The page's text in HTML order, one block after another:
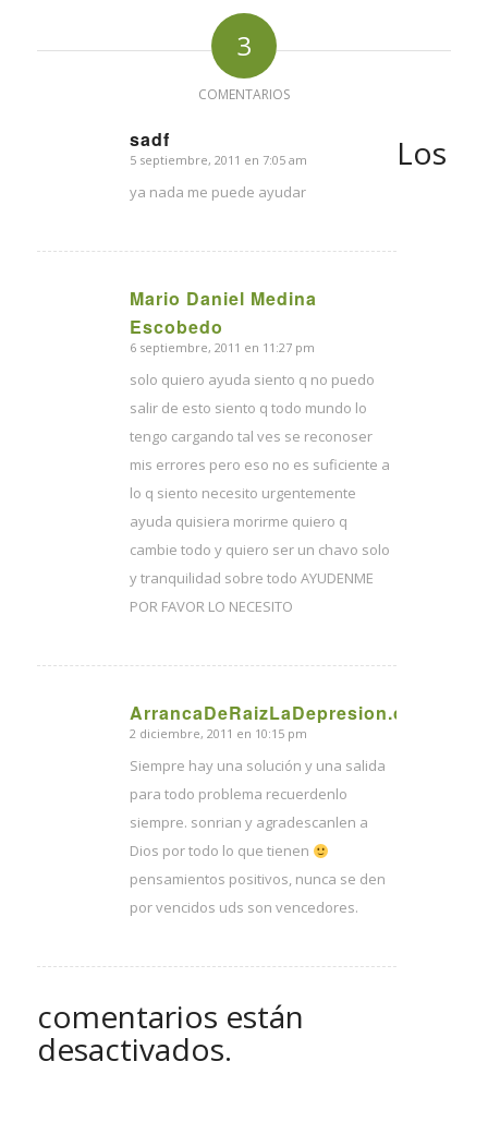
3
COMENTARIOS
sadf
Dice:
5 septiembre, 2011 en 7:05 am
ya nada me puede ayudar
Mario Daniel Medina
Escobedo
Dice:
6 septiembre, 2011 en 11:27 pm
solo quiero ayuda siento q no puedo
salir de esto siento q todo mundo lo
tengo cargando tal ves se reconoser
mis errores pero eso no es suficiente a
lo q siento necesito urgentemente
ayuda quisiera morirme quiero q
cambie todo y quiero ser un chavo solo
y tranquilidad sobre todo AYUDENME
POR FAVOR LO NECESITO
ArrancaDeRaizLaDepresion.com
Dice:
2 diciembre, 2011 en 10:15 pm
Siempre hay una solución y una salida
para todo problema recuerdenlo
siempre. sonrian y agradescanlen a
Dios por todo lo que tienen
pensamientos positivos, nunca se den
por vencidos uds son vencedores.
Los
comentarios están
desactivados.